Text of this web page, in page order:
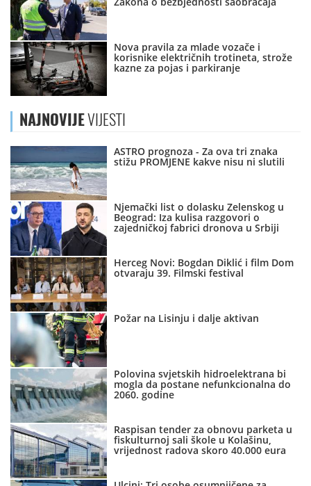
Nova pravila za mlade vozače i
korisnike električnih trotineta, strože
kazne za pojas i parkiranje
NAJNOVIJEVIJESTI
ASTRO prognoza - Za ova tri znaka
stižu PROMJENE kakve nisu ni slutili
Njemački list o dolasku Zelenskog u
Beograd: Iza kulisa razgovori o
zajedničkoj fabrici dronova u Srbiji
Herceg Novi: Bogdan Diklić i film Dom
otvaraju 39. Filmski festival
Požar na Lisinju i dalje aktivan
Polovina svjetskih hidroelektrana bi
mogla da postane nefunkcionalna do
2060. godine
Raspisan tender za obnovu parketa u
fiskulturnoj sali škole u Kolašinu,
vrijednost radova skoro 40.000 eura